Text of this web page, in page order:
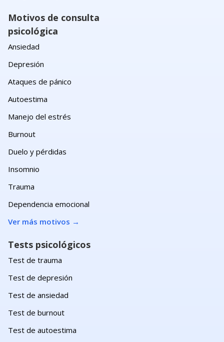
Motivos de consulta
psicológica
Ansiedad
Depresión
Ataques de pánico
Autoestima
Manejo del estrés
Burnout
Duelo y pérdidas
Insomnio
Trauma
Dependencia emocional
Ver más motivos →
Tests psicológicos
Test de trauma
Test de depresión
Test de ansiedad
Test de burnout
Test de autoestima